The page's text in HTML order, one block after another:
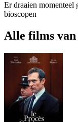
Er draaien
bioscopen
Alle films